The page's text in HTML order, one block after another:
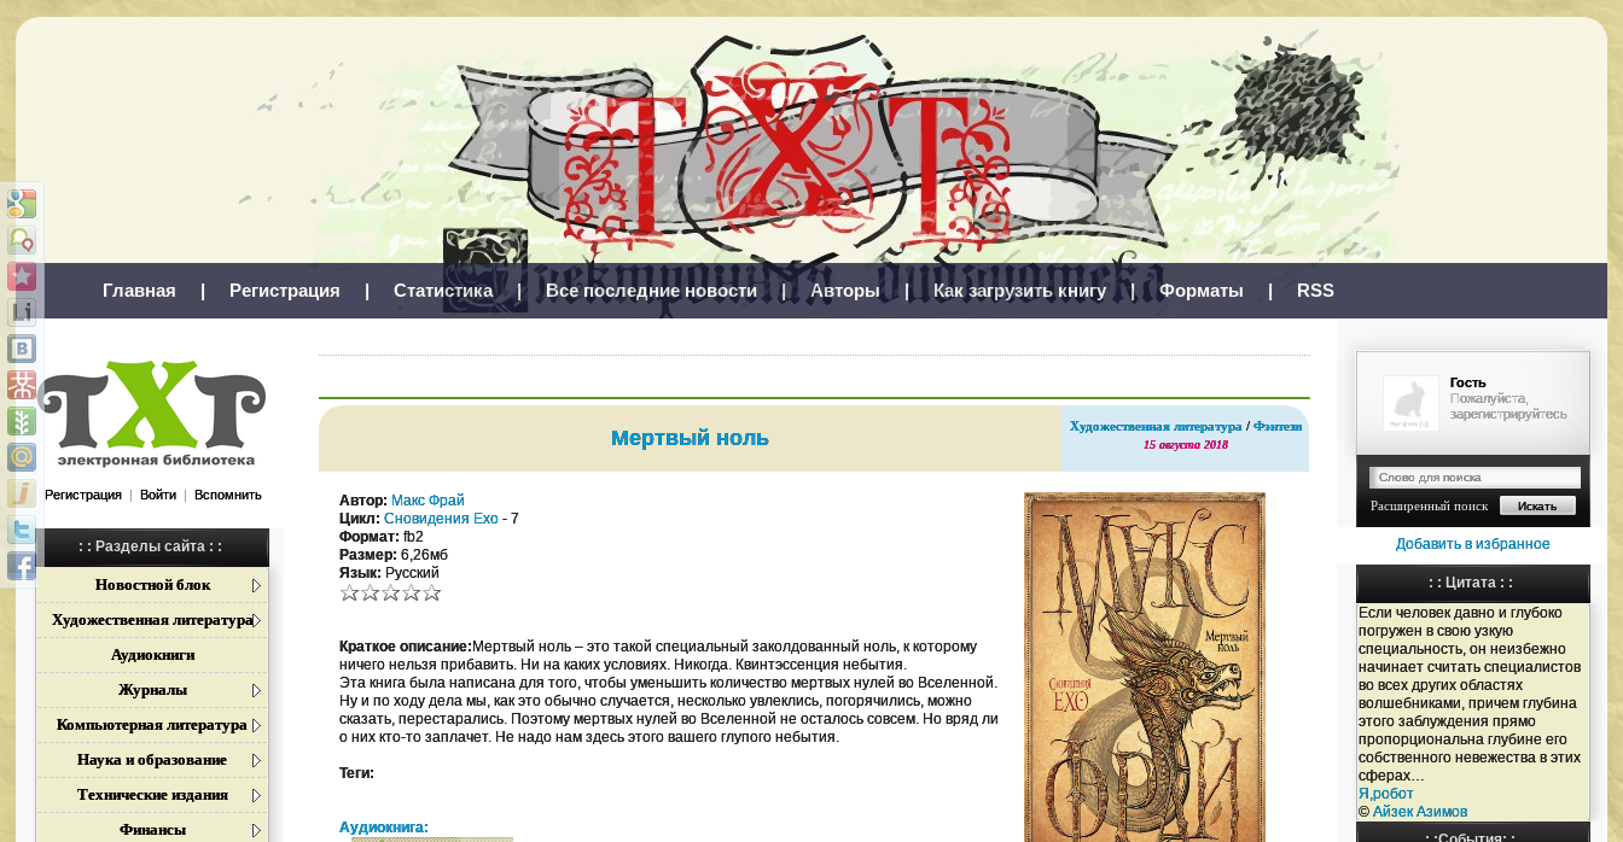
Главная | Регистрация | Статистика | Все последние новости | Авторы | Как загрузить книгу | Форматы | RSS
Регистрация | Войти | Вспомнить
: : Разделы сайта : :
Новостной блок
Художественная литература
Аудиокниги
Журналы
Компьютерная литература
Наука и образование
Технические издания
Финансы
Гость
Пожалуйста,
зарегистрируйтесь
Расширенный поиск
Добавить в избранное
: : Цитата : :
Если человек давно и глубоко
погружен в свою узкую
специальность, он неизбежно
начинает считать специалистов
во всех других областях
волшебниками, причем глубина
этого заблуждения прямо
пропорциональна глубине его
собственного невежества в этих
сферах…
Я,робот
© Айзек Азимов
Мертвый ноль Художественная литература / Фэнтези
15 августа 2018
Автор: Макс Фрай
Цикл: Сновидения Ехо - 7
Формат: fb2
Размер: 6,26мб
Язык: Русский
Краткое описание: Мертвый ноль – это такой специальный заколдованный ноль, к которому
ничего нельзя прибавить. Ни на каких условиях. Никогда. Квинтэссенция небытия.
Эта книга была написана для того, чтобы уменьшить количество мертвых нулей во Вселенной.
Ну и по ходу дела мы, как это обычно случается, несколько увлеклись, погорячились, можно
сказать, перестарались. Поэтому мертвых нулей во Вселенной не осталось совсем. Но вряд ли
о них кто-то заплачет. Не надо нам здесь этого вашего глупого небытия.
Теги:
Аудиокнига: